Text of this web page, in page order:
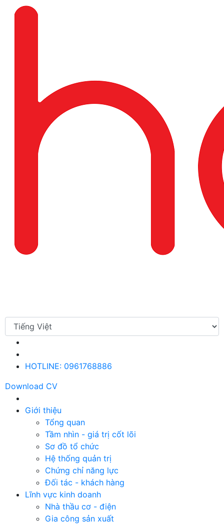
HOTLINE: 0961768886
Download CV
Giới thiệu
Tổng quan
Tầm nhìn - giá trị cốt lõi
Sơ đồ tổ chức
Hệ thống quản trị
Chứng chỉ năng lực
Đối tác - khách hàng
Lĩnh vực kinh doanh
Nhà thầu cơ - điện
Gia công sản xuất